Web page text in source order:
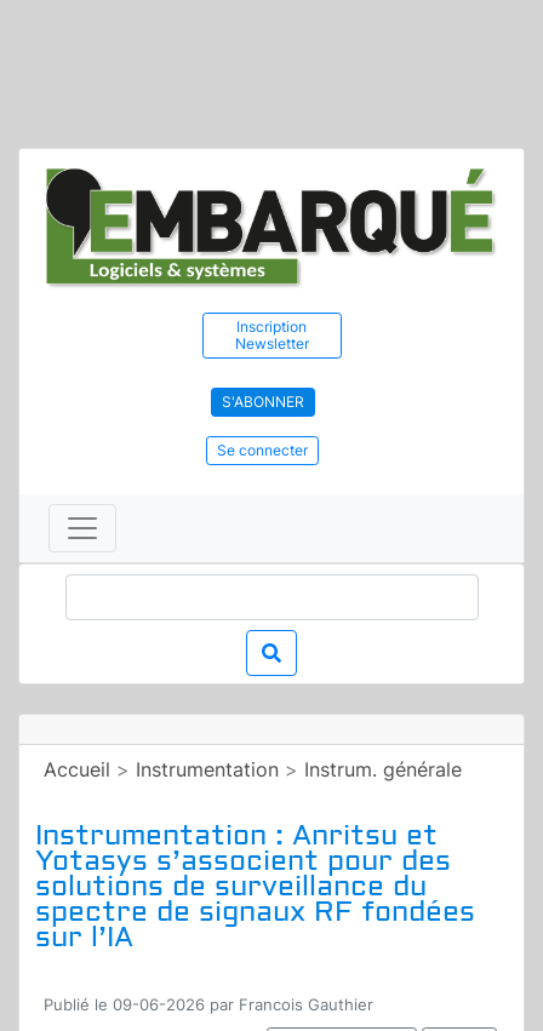
Inscription
Newsletter
S'ABONNER
Se connecter
Accueil > Instrumentation > Instrum. générale
Instrumentation : Anritsu et
Yotasys s’associent pour des
solutions de surveillance du
spectre de signaux RF fondées
sur l’IA
Publié le 09-06-2026 par Francois Gauthier